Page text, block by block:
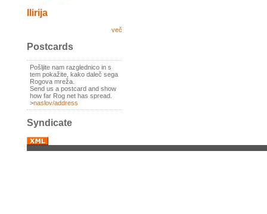
Ilirija
več
Postcards
Pošljite nam razglednico in s
tem pokažite, kako daleč sega
Rogova mreža.
Send us a postcard and show
how far Rog net has spread.
>naslov/address
Syndicate